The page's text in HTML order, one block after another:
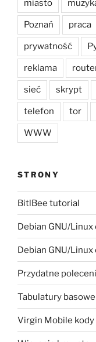
miasto
Poznań praca
prywatność
reklama
sieć skrypt
telefon tor
WWW
STRONY
BitlBee tutorial
Debian GNU/
Debian GNU/
Przydatne
Tabulatury basowe
Virgin Mobile kody